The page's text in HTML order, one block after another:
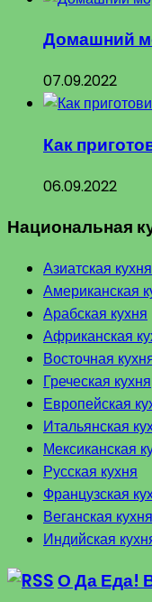
Домашний
07.09.2022
Как
06.09.2022
Национальная
Азиатская кухня
Американская
Арабская кухня
Африканская
Восточная
Греческая кухня
Европейская
Итальянская
Мексиканская
Русская кухня
Французская
Веганская кухня
Индийская
О Да Еда!